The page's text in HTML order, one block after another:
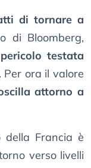
di tornare a
di Bloomberg,
testata
. Per ora il valore
attorno a
della Francia è
verso livelli